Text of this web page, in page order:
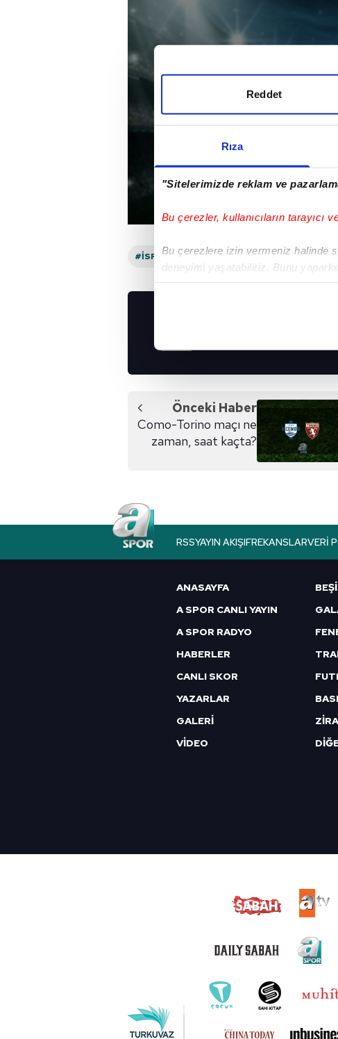
Rıza
"Sitelerimizde reklam ve
Bu çerezler, kullanıcıların tarayıcı
Bu çerezlere izin vermeniz halinde
deneyimi yaşatabiliriz. Bunu
Her halükârda, kullanıcılar, bu
amacıyla kullanılmaktadır. Diğer
reklam/pazarlama faaliyetlerinin
Çerezlere ilişkin tercihlerinizi
Reddet
#İSPANYA
Önceki Haber
Como-Torino maçı ne
zaman, saat kaçta?
RSSYAYIN AKIŞIFREKANSLARVERI
ANASAYFA
A SPOR CANLI YAYIN
A SPOR RADYO
HABERLER
CANLI SKOR
YAZARLAR
GALERİ
VİDEO